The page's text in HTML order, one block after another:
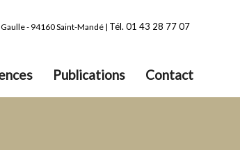
- 94160 Saint-Mandé | Tél. 01 43 28 77 07
Publications Contact